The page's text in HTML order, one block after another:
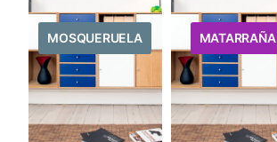
MOSQUERUELA MATARRAÑA